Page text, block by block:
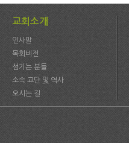
교회소개
인사말
목회비전
섬기는 분들
소속 교단 및 역사
오시는 길